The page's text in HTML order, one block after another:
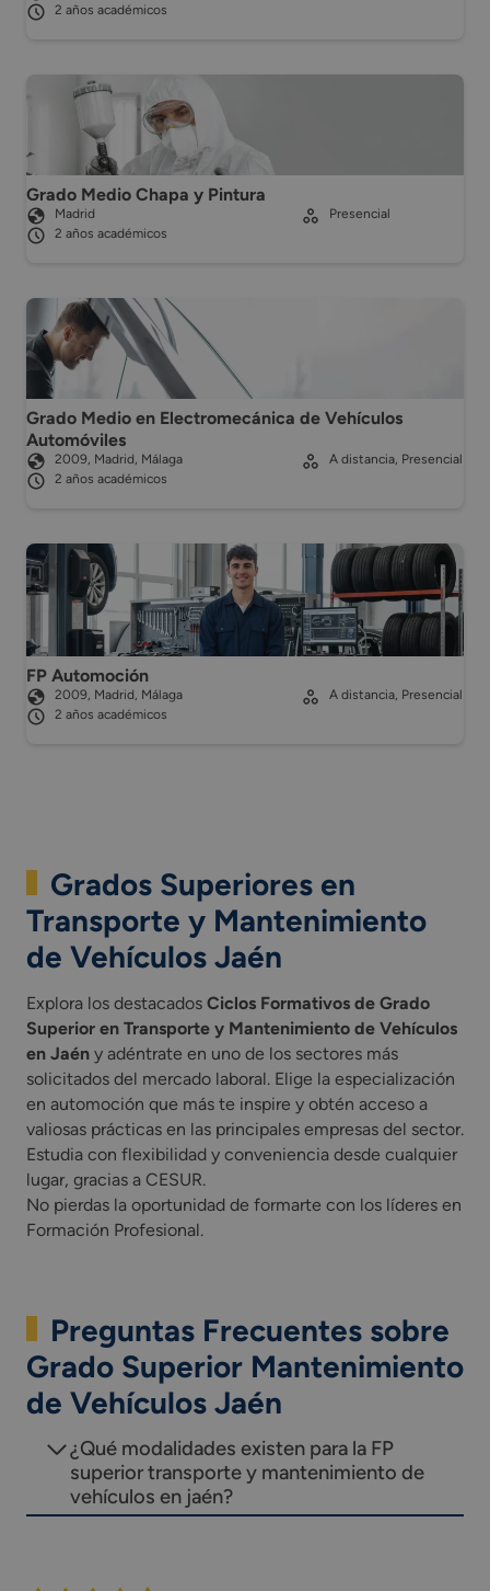
2 años académicos
Grado Medio Chapa y Pintura
Madrid
2 años académicos
Presencial
Grado Medio en Electromecánica de Vehículos
Automóviles
2009, Madrid, Málaga
2 años académicos
A distancia, Presencial
FP Automoción
2009, Madrid, Málaga
2 años académicos
A distancia, Presencial
Grados Superiores en
Transporte y Mantenimiento
de Vehículos Jaén
Explora los destacados Ciclos Formativos de Grado
Superior en Transporte y Mantenimiento de Vehículos
en Jaén y adéntrate en uno de los sectores más
solicitados del mercado laboral. Elige la especialización
en automoción que más te inspire y obtén acceso a
valiosas prácticas en las principales empresas del sector.
Estudia con flexibilidad y conveniencia desde cualquier
lugar, gracias a CESUR.
No pierdas la oportunidad de formarte con los líderes en
Formación Profesional.
Preguntas Frecuentes sobre
Grado Superior Mantenimiento
de Vehículos Jaén
¿Qué modalidades existen para la FP
superior transporte y mantenimiento de
vehículos en jaén?